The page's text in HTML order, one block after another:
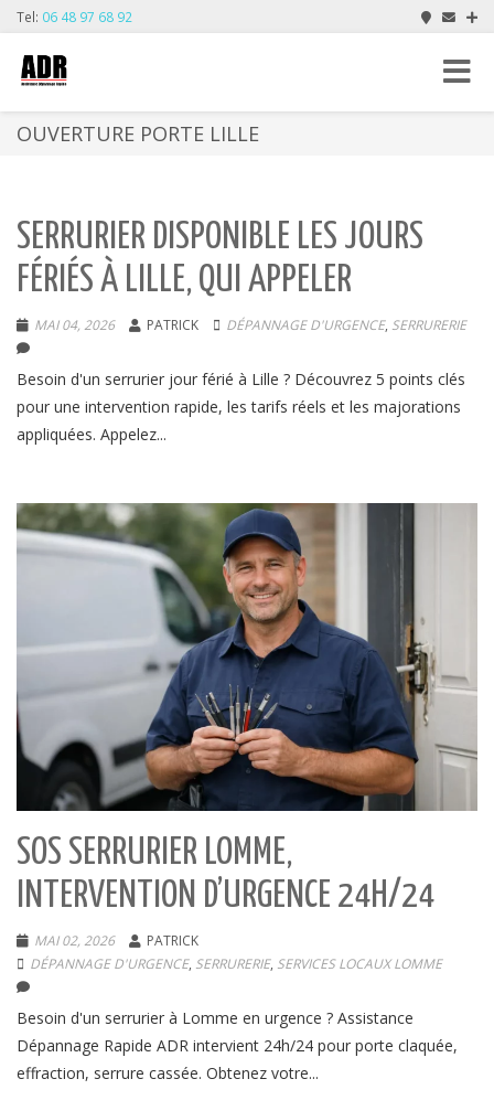
Tel: 06 48 97 68 92
Toggle
OUVERTURE PORTE LILLE
SERRURIER DISPONIBLE LES JOURS
FÉRIÉS À LILLE, QUI APPELER
MAI 04, 2026 PATRICK DÉPANNAGE D'URGENCE, SERRURERIE
Besoin d'un serrurier jour férié à Lille ? Découvrez 5 points clés
pour une intervention rapide, les tarifs réels et les majorations
appliquées. Appelez...
SOS SERRURIER LOMME,
INTERVENTION D’URGENCE 24H/24
MAI 02, 2026
PATRICK
DÉPANNAGE D'URGENCE, SERRURERIE, SERVICES LOCAUX LOMME
Besoin d'un serrurier à Lomme en urgence ? Assistance
Dépannage Rapide ADR intervient 24h/24 pour porte claquée,
effraction, serrure cassée. Obtenez votre...